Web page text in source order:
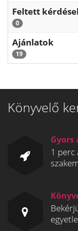
Feltett
0
Ajánlatok
19
Könyvelő
Gyors
1 perc